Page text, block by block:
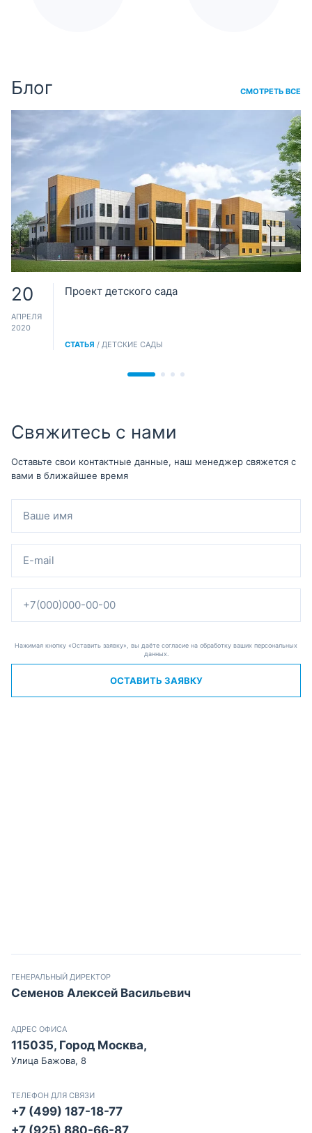
Блог СМОТРЕТЬ ВСЕ
20
АПРЕЛЯ
2020
Проект детского сада
СТАТЬЯ / ДЕТСКИЕ САДЫ
Свяжитесь с нами
Оставьте свои контактные данные, наш менеджер свяжется с
вами в ближайшее время
Нажимая кнопку «Оставить заявку», вы даёте согласие на обработку ваших персональных
данных.
ОСТАВИТЬ ЗАЯВКУ
ГЕНЕРАЛЬНЫЙ ДИРЕКТОР
Семенов Алексей Васильевич
АДРЕС ОФИСА
115035, Город Москва,
Улица Бажова, 8
ТЕЛЕФОН ДЛЯ СВЯЗИ
+7 (499) 187-18-77
+7 (925) 880-66-87